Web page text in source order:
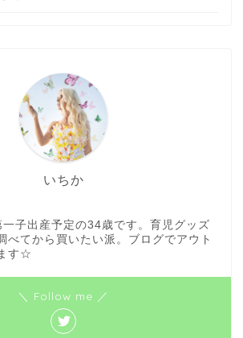
いちか
子出産予定の34歳です。育児グッズ
べてから買いたい派。ブログでアウト
す☆
＼ Follow me ／